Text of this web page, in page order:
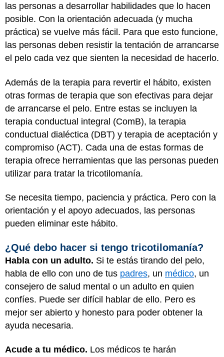
las personas a desarrollar habilidades que lo hacen
posible. Con la orientación adecuada (y mucha
práctica) se vuelve más fácil. Para que esto funcione,
las personas deben resistir la tentación de arrancarse
el pelo cada vez que sienten la necesidad de hacerlo.
Además de la terapia para revertir el hábito, existen
otras formas de terapia que son efectivas para dejar
de arrancarse el pelo. Entre estas se incluyen la
terapia conductual integral (ComB), la terapia
conductual dialéctica (DBT) y terapia de aceptación y
compromiso (ACT). Cada una de estas formas de
terapia ofrece herramientas que las personas pueden
utilizar para tratar la tricotilomanía.
Se necesita tiempo, paciencia y práctica. Pero con la
orientación y el apoyo adecuados, las personas
pueden eliminar este hábito.
¿Qué debo hacer si tengo tricotilomanía?
Habla con un adulto. Si te estás tirando del pelo,
habla de ello con uno de tus padres, un médico, un
consejero de salud mental o un adulto en quien
confíes. Puede ser difícil hablar de ello. Pero es
mejor ser abierto y honesto para poder obtener la
ayuda necesaria.
Acude a tu médico. Los médicos te harán